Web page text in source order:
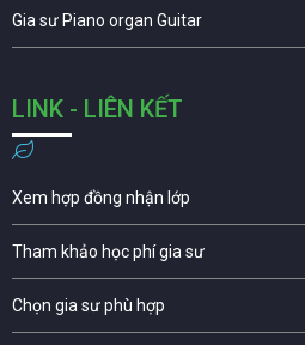
Gia sư Piano organ Guitar
LINK - LIÊN KẾT
Xem hợp đồng nhận lớp
Tham khảo học phí gia sư
Chọn gia sư phù hợp